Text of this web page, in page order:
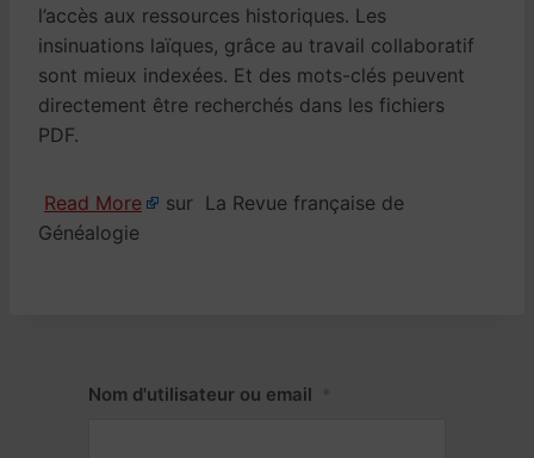
l’accès aux ressources historiques. Les
insinuations laïques, grâce au travail collaboratif
sont mieux indexées. Et des mots-clés peuvent
directement être recherchés dans les fichiers
PDF.
Read More
sur La Revue française de
Généalogie
Nom d'utilisateur ou email